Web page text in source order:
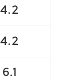
4.2
4.2
6.1